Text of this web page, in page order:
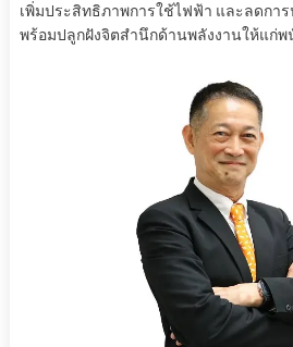
เพิ่มประสิทธิภาพการใช้ไฟฟ้า และลดกา
พร้อมปลูกฝังจิตสำนึกด้านพลังงานให้แก่พ